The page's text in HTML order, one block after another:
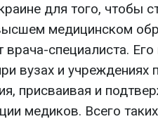
для того, чтобы
медицинском
врача-специалиста.
вузах и учреждениях
присваивая и
медиков. Всего